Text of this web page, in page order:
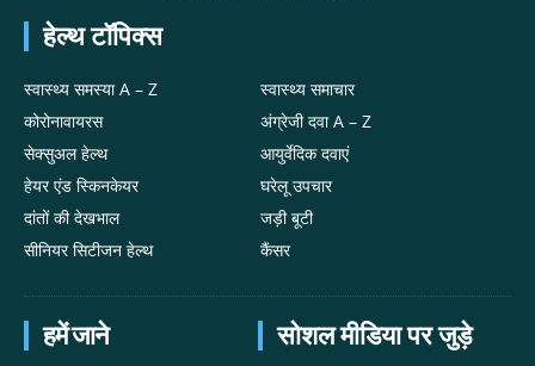
हेल्थ टॉपिक्स
स्वास्थ्य समस्या A – Z
कोरोनावायरस
सेक्सुअल हेल्थ
हेयर एंड स्किनकेयर
दांतों की देखभाल
सीनियर सिटीजन हेल्थ
स्वास्थ्य समाचार
अंग्रेजी दवा A – Z
आयुर्वेदिक दवाएं
घरेलू उपचार
जड़ी बूटी
कैंसर
हमें जाने सोशल मीडिया पर जुड़े